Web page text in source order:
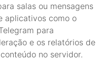
salas ou mensagens
aplicativos como o
para
e os relatórios de
no servidor.